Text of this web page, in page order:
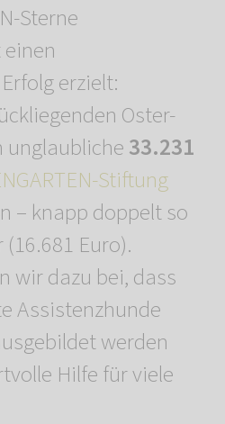
Sterne
erzielt:
Oster-
unglaubliche33.231
Stiftung
– knapp doppelt so
Euro).
wir dazu bei, dass
Assistenzhunde
werden
Hilfe für viele